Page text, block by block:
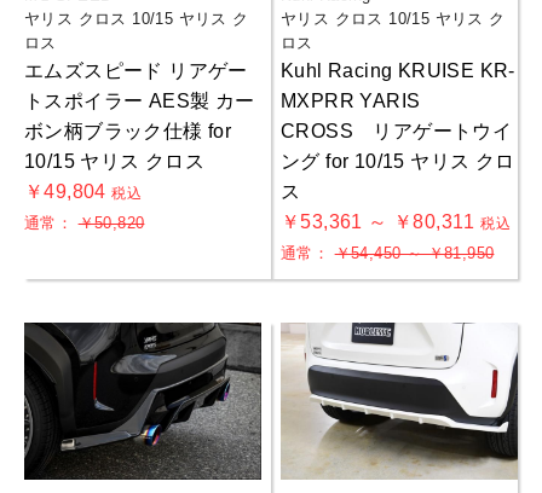
ヤリス クロス 10/15 ヤリス ク
ロス
エムズスピード リアゲー
トスポイラー AES製 カー
ボン柄ブラック仕様 for
10/15 ヤリス クロス
￥49,804税込
通常：￥50,820
ヤリス クロス 10/15 ヤリス ク
ロス
Kuhl Racing KRUISE KR-
MXPRR YARIS
CROSS リアゲートウイ
ング for 10/15 ヤリス クロ
ス
￥53,361 ～ ￥80,311税込
通常：￥54,450 ～ ￥81,950